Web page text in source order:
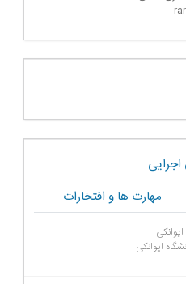
مهارت ها و افتخارات
ایوانکی